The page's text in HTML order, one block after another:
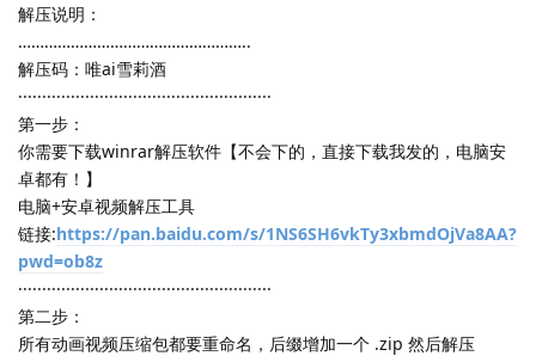
解压说明：
……………………………………………..
解压码：唯ai雪莉酒
·····················································
第一步：
你需要下载winrar解压软件【不会下的，直接下载我发的，电脑安
卓都有！】
电脑+安卓视频解压工具
链接:https://pan.baidu.com/s/1NS6SH6vkTy3xbmdOjVa8AA?
pwd=ob8z
·····················································
第二步：
所有动画视频压缩包都要重命名，后缀增加一个 .zip 然后解压